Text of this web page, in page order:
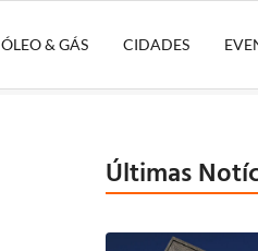
ÓLEO & GÁS CIDADES
Últimas